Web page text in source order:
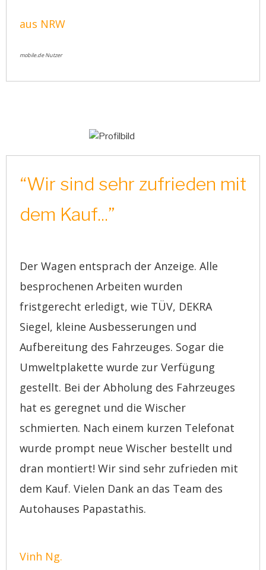
aus NRW
mobile.de Nutzer
“Wir sind sehr zufrieden mit
dem Kauf...”
Der Wagen entsprach der Anzeige. Alle
besprochenen Arbeiten wurden
fristgerecht erledigt, wie TÜV, DEKRA
Siegel, kleine Ausbesserungen und
Aufbereitung des Fahrzeuges. Sogar die
Umweltplakette wurde zur Verfügung
gestellt. Bei der Abholung des Fahrzeuges
hat es geregnet und die Wischer
schmierten. Nach einem kurzen Telefonat
wurde prompt neue Wischer bestellt und
dran montiert! Wir sind sehr zufrieden mit
dem Kauf. Vielen Dank an das Team des
Autohauses Papastathis.
Vinh Ng.